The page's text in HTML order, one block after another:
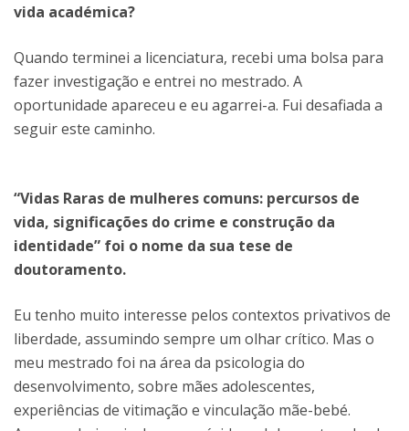
vida académica?
Quando terminei a licenciatura, recebi uma bolsa para
fazer investigação e entrei no mestrado. A
oportunidade apareceu e eu agarrei-a. Fui desafiada a
seguir este caminho.
“Vidas Raras de mulheres comuns: percursos de
vida, significações do crime e construção da
identidade” foi o nome da sua tese de
doutoramento.
Eu tenho muito interesse pelos contextos privativos de
liberdade, assumindo sempre um olhar crítico. Mas o
meu mestrado foi na área da psicologia do
desenvolvimento, sobre mães adolescentes,
experiências de vitimação e vinculação mãe-bebé.